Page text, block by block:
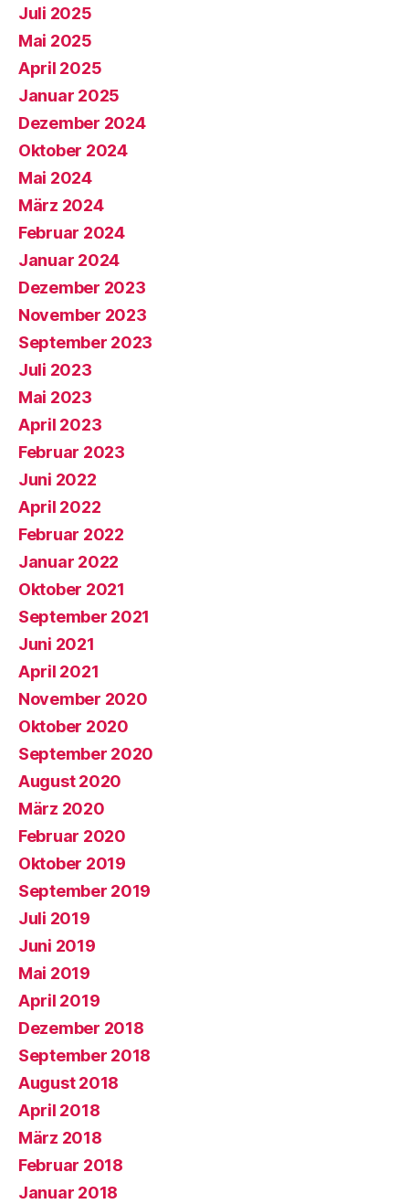
Juli 2025
Mai 2025
April 2025
Januar 2025
Dezember 2024
Oktober 2024
Mai 2024
März 2024
Februar 2024
Januar 2024
Dezember 2023
November 2023
September 2023
Juli 2023
Mai 2023
April 2023
Februar 2023
Juni 2022
April 2022
Februar 2022
Januar 2022
Oktober 2021
September 2021
Juni 2021
April 2021
November 2020
Oktober 2020
September 2020
August 2020
März 2020
Februar 2020
Oktober 2019
September 2019
Juli 2019
Juni 2019
Mai 2019
April 2019
Dezember 2018
September 2018
August 2018
April 2018
März 2018
Februar 2018
Januar 2018